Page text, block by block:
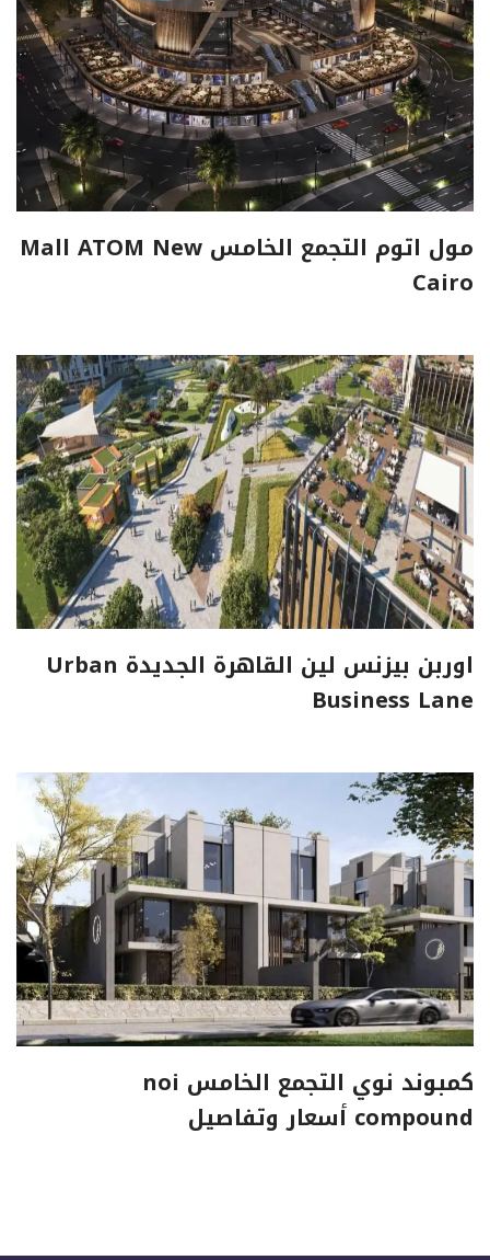
مول اتوم التجمع الخامس Mall ATOM New
Cairo
اوربن بيزنس لين القاهرة الجديدة Urban
Business Lane
كمبوند نوي التجمع الخامس noi
compound أسعار وتفاصيل